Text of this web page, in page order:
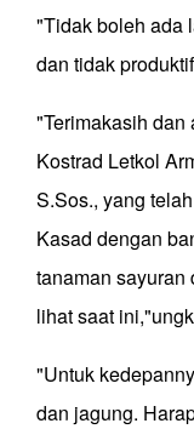
"Tidak boleh ada
dan tidak
"Terimakasih dan
Kostrad Letkol
S.Sos., yang
Kasad dengan
tanaman sayuran
lihat saat
"Untuk
dan jagung.